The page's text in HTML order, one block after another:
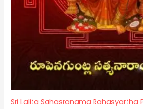
Sri Lalita Sahasranama Rahasyartha